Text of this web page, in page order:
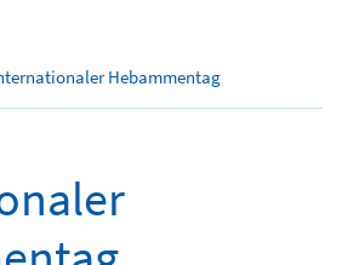
Hebammentag